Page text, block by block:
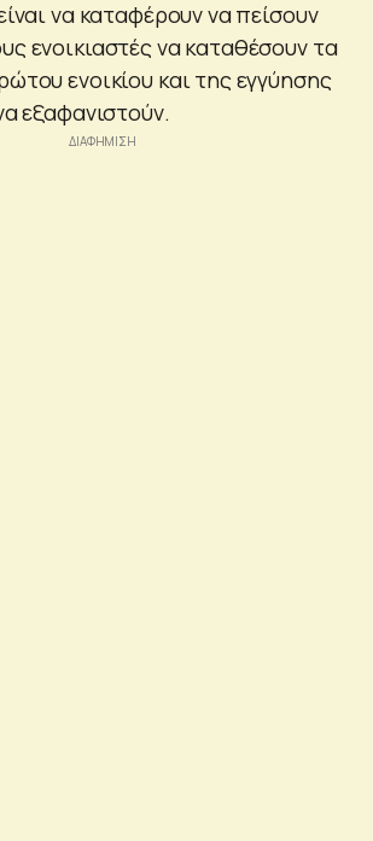
να καταφέρουν να πείσουν
ενοικιαστές να καταθέσουν τα
ενοικίου και της εγγύησης
εξαφανιστούν.